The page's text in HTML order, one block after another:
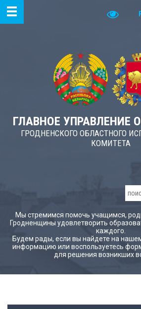
ГЛАВНОЕ УПРАВЛЕНИЕ
ГРОДНЕНСКОГО ОБЛАСТНОГО
КОМИТЕТА
Мы стремимся помочь учащимся,
Гродненщины удовлетворить
каждого.
Будем рады, если вы найдете на
информацию или воспользуетесь
для решения возникших